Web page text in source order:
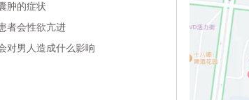
肿的症状
者会性欲亢进
对男人造成什么影响